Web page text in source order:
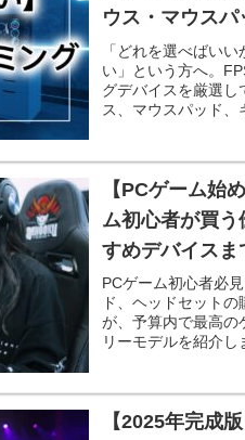
ウス・マウス
ー/VALORANT
「どれを選べばい
い」という方へ。
グデバイスを厳選し
ス、マウスパッド、
【PCゲーム始
ム初心者が買
すめデバイスま
PCゲーム初心者必
ド、ヘッドセット
が、予算内で最高の
リーモデルを紹介し
【2025年完成